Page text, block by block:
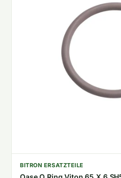
BITRON ERSATZTEILE